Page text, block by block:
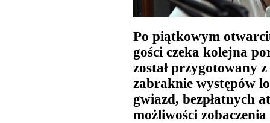
Po piątkowym
gości czeka kolejna
został przygotowany
zabraknie występów
gwiazd, bezpłatnych
możliwości